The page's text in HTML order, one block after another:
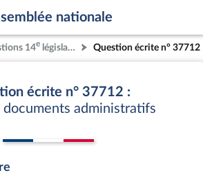
nationale
14e législature Question écrite n° 37712
écrite n° 37712 :
documents administratifs